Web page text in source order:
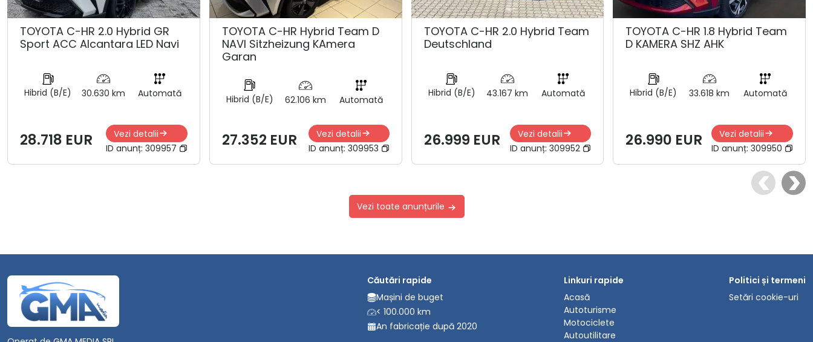
TOYOTA C-HR 2.0 Hybrid GR
Sport ACC Alcantara LED Navi
Hibrid (B/E) 30.630 km Automată
28.718 EUR
Vezi detalii
ID anunț: 309957
TOYOTA C-HR Hybrid Team D
NAVI Sitzheizung KAmera
Garan
Hibrid (B/E) 62.106 km Automată
27.352 EUR
Vezi detalii
ID anunț: 309953
TOYOTA C-HR 2.0 Hybrid Team
Deutschland
Hibrid (B/E) 43.167 km Automată
26.999 EUR
Vezi detalii
ID anunț:309952
TOYOTA C-HR 1.8 Hybrid Team
D KAMERA SHZ AHK
Hibrid (B/E) 33.618 km Automată
26.990 EUR
Vezi detalii
ID anunț: 309950
Vezi toate anunțurile
Căutări rapide
Mașini de buget
< 100.000 km
An fabricație după 2020
Linkuri rapide
Acasă
Autoturisme
Motociclete
Autoutilitare
Politici și termeni
Setări cookie-uri